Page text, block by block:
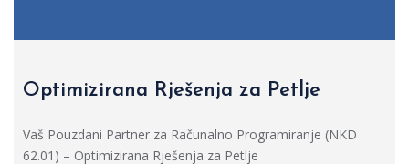
Optimizirana Rješenja za Petlje
Vaš Pouzdani Partner za Računalno Programiranje (NKD
62.01) – Optimizirana Rješenja za Petlje